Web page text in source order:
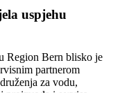
uspjehu
Region Bern blisko je
partnerom
za vodu,